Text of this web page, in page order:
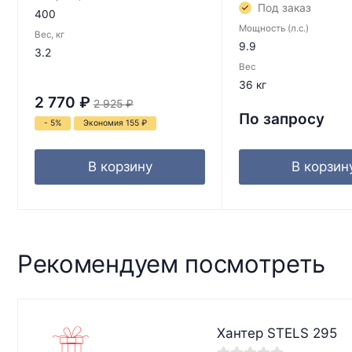
400
Вес, кг
3.2
2 770 ₽ 2 925 ₽
- 5% Экономия 155 ₽
В корзину
Под заказ
Мощность (л.с.)
9.9
Вес
36 кг
По запросу
В
Рекомендуем посмотреть
Хантер STELS 295